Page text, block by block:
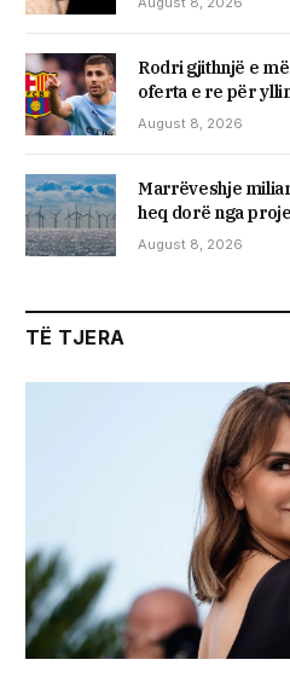
Rodri gjithnjë e
oferta e re për
August 8, 2026
Marrëveshje
heq dorë nga
August 8, 2026
TË TJERA